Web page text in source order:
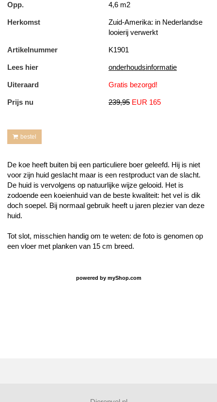
Opp. 4,6 m2
Herkomst
Zuid-Amerika: in Nederlandse
looierij verwerkt
Artikelnummer K1901
Lees hier onderhoudsinformatie
Uiteraard Gratis bezorgd!
Prijs nu 239,95 EUR 165
bestel
De koe heeft buiten bij een particuliere boer geleefd. Hij is niet
voor zijn huid geslacht maar is een restproduct van de slacht.
De huid is vervolgens op natuurlijke wijze gelooid. Het is
zodoende een koeienhuid van de beste kwaliteit: het vel is dik
doch soepel. Bij normaal gebruik heeft u jaren plezier van deze
huid.
Tot slot, misschien handig om te weten: de foto is genomen op
een vloer met planken van 15 cm breed.
powered by myShop.com